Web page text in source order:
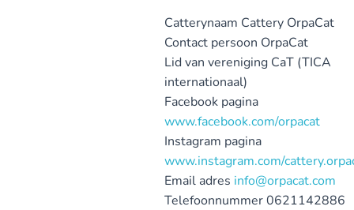
Catterynaam Cattery OrpaCat
Contact persoon OrpaCat
Lid van vereniging CaT (TICA
internationaal)
Facebook pagina
www.facebook.com/orpacat
Instagram pagina
www.instagram.com/
Email adres info@orpacat.com
Telefoonnummer0621142886